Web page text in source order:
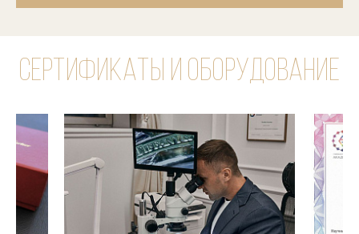
Сертификаты и оборудование